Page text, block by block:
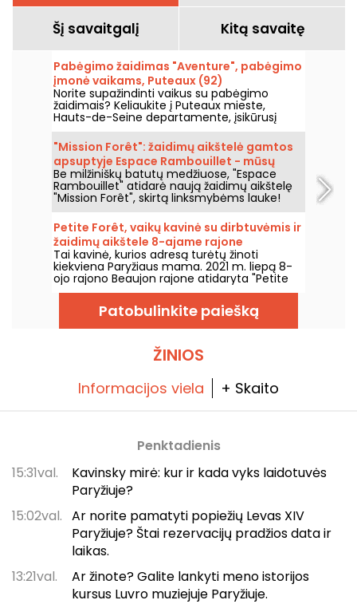
Šį savaitgalį Kitą savaitę
Pabėgimo žaidimas "Aventure", pabėgimo
įmonė vaikams, Puteaux (92)
Norite supažindinti vaikus su pabėgimo
žaidimais? Keliaukite į Puteaux mieste,
Hauts-de-Seine departamente, įsikūrusį
"Escape Game Aventure" ir atraskite tik
vaikams skirtus kambarius. Ar esate
pasiruošę išbandyti savo jėgas nuotykiuose?
"Mission Forêt": žaidimų aikštelė gamtos
apsuptyje Espace Rambouillet - mūsų
nuotraukos
Be milžiniškų batutų medžiuose, "Espace
Rambouillet" atidarė naują žaidimų aikštelę
"Mission Forêt", skirtą linksmybėms lauke!
Petite Forêt, vaikų kavinė su dirbtuvėmis ir
žaidimų aikštele 8-ajame rajone
Tai kavinė, kurios adresą turėtų žinoti
kiekviena Paryžiaus mama. 2021 m. liepą 8-
ojo rajono Beaujon rajone atidaryta "Petite
Forêt" - šeimoms pritaikyta erdvė su kavine,
dirbtuvėmis ir nedidele žaidimų aikštele.
Patobulinkite paiešką
ŽINIOS
Informacijos viela + Skaito
Penktadienis
15:31val.
Kavinsky mirė: kur ir kada vyks laidotuvės
Paryžiuje?
15:02val. Ar norite pamatyti popiežių Levas XIV
Paryžiuje? Štai rezervacijų pradžios data ir
laikas.
13:21val.
Ar žinote? Galite lankyti meno istorijos
kursus Luvro muziejuje Paryžiuje.